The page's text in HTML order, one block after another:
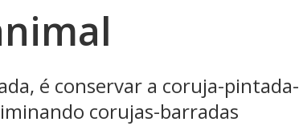
é conservar a coruja-pintada-
corujas-barradas